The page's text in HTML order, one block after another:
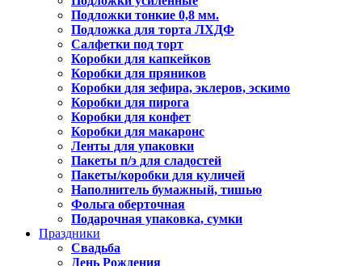
Подложки тонкие 0,8 мм.
Подложка для торта ЛХДФ
Салфетки под торт
Коробки для капкейков
Коробки для пряников
Коробки для зефира, эклеров, эскимо
Коробки для пирога
Коробки для конфет
Коробки для макаронс
Ленты для упаковки
Пакеты п/э для сладостей
Пакеты/коробки для куличей
Наполнитель бумажный, тишью
Фольга оберточная
Подарочная упаковка, сумки
Праздники
Свадьба
День Рождения